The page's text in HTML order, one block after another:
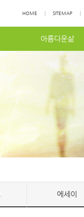
HOME SITEMAP
아름다운삶
에세이